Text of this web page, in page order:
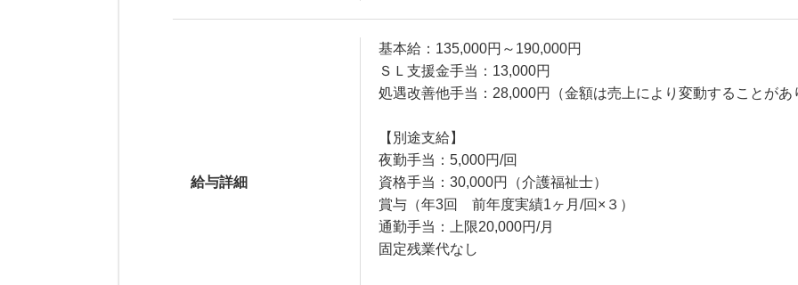
給与詳細
基本給：135,000円～190,000円
ＳＬ支援金手当：13,000円
処遇改善他手当：28,000円（金額は売上により変動することがあ
【別途支給】
夜勤手当：5,000円/回
資格手当：30,000円（介護福祉士）
賞与（年3回 前年度実績1ヶ月/回×３）
通勤手当：上限20,000円/月
固定残業代なし